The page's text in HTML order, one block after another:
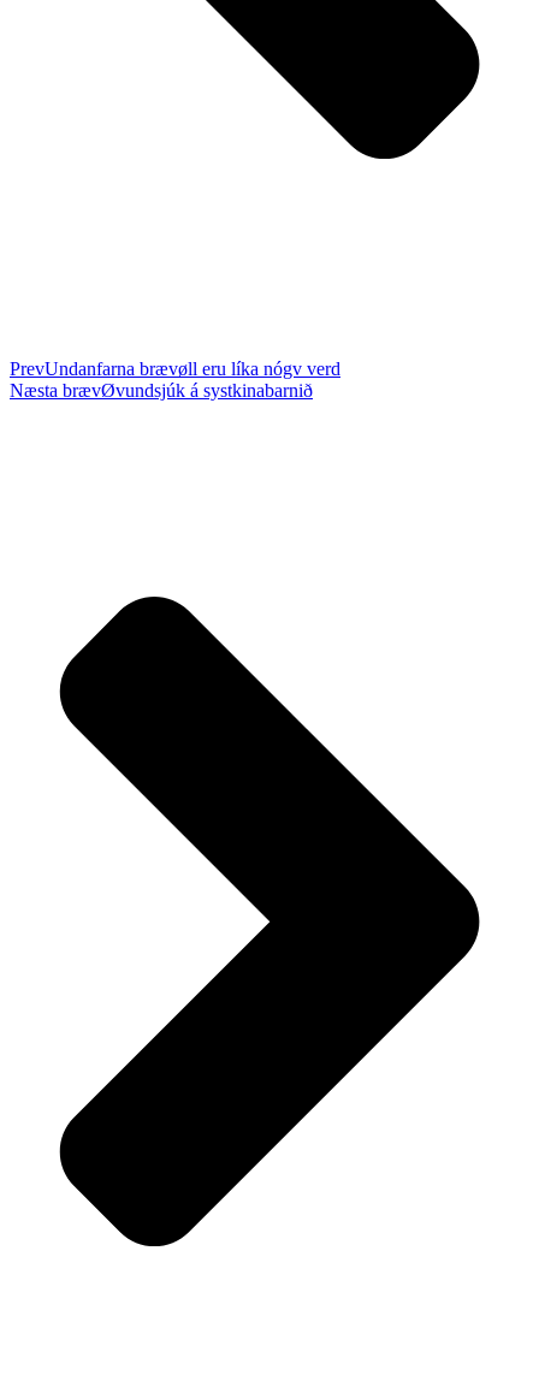
PrevUndanfarna brævøll eru líka nógv verd
Næsta brævØvundsjúk á systkinabarnið